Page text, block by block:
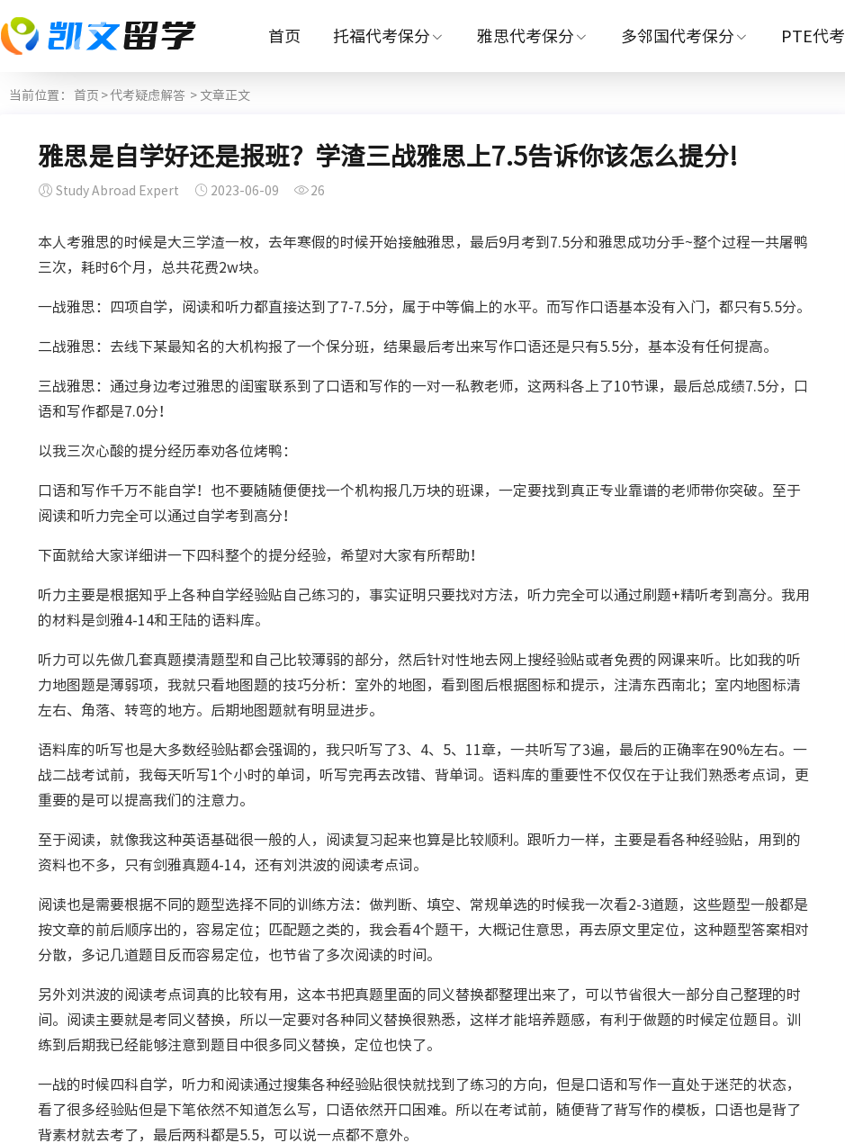
首页 托福代考保分 雅思代考保分 多邻国代考保分 PTE代考
当前位置： 首页 >代考疑虑解答 > 文章正文
雅思是自学好还是报班？学渣三战雅思上7.5告诉你该怎么提分!
Study Abroad Expert 2023-06-09 26
本人考雅思的时候是大三学渣一枚，去年寒假的时候开始接触雅思，最后9月考到7.5分和雅思成功分手~整个过程一共屠鸭
三次，耗时6个月，总共花费2w块。
一战雅思：四项自学，阅读和听力都直接达到了7-7.5分，属于中等偏上的水平。而写作口语基本没有入门，都只有5.5分。
二战雅思：去线下某最知名的大机构报了一个保分班，结果最后考出来写作口语还是只有5.5分，基本没有任何提高。
三战雅思：通过身边考过雅思的闺蜜联系到了口语和写作的一对一私教老师，这两科各上了10节课，最后总成绩7.5分，口
语和写作都是7.0分！
以我三次心酸的提分经历奉劝各位烤鸭：
口语和写作千万不能自学！也不要随随便便找一个机构报几万块的班课，一定要找到真正专业靠谱的老师带你突破。至于
阅读和听力完全可以通过自学考到高分！
下面就给大家详细讲一下四科整个的提分经验，希望对大家有所帮助！
听力主要是根据知乎上各种自学经验贴自己练习的，事实证明只要找对方法，听力完全可以通过刷题+精听考到高分。我用
的材料是剑雅4-14和王陆的语料库。
听力可以先做几套真题摸清题型和自己比较薄弱的部分，然后针对性地去网上搜经验贴或者免费的网课来听。比如我的听
力地图题是薄弱项，我就只看地图题的技巧分析：室外的地图，看到图后根据图标和提示，注清东西南北；室内地图标清
左右、角落、转弯的地方。后期地图题就有明显进步。
语料库的听写也是大多数经验贴都会强调的，我只听写了3、4、5、11章，一共听写了3遍，最后的正确率在90%左右。一
战二战考试前，我每天听写1个小时的单词，听写完再去改错、背单词。语料库的重要性不仅仅在于让我们熟悉考点词，更
重要的是可以提高我们的注意力。
至于阅读，就像我这种英语基础很一般的人，阅读复习起来也算是比较顺利。跟听力一样，主要是看各种经验贴，用到的
资料也不多，只有剑雅真题4-14，还有刘洪波的阅读考点词。
阅读也是需要根据不同的题型选择不同的训练方法：做判断、填空、常规单选的时候我一次看2-3道题，这些题型一般都是
按文章的前后顺序出的，容易定位；匹配题之类的，我会看4个题干，大概记住意思，再去原文里定位，这种题型答案相对
分散，多记几道题目反而容易定位，也节省了多次阅读的时间。
另外刘洪波的阅读考点词真的比较有用，这本书把真题里面的同义替换都整理出来了，可以节省很大一部分自己整理的时
间。阅读主要就是考同义替换，所以一定要对各种同义替换很熟悉，这样才能培养题感，有利于做题的时候定位题目。训
练到后期我已经能够注意到题目中很多同义替换，定位也快了。
一战的时候四科自学，听力和阅读通过搜集各种经验贴很快就找到了练习的方向，但是口语和写作一直处于迷茫的状态，
看了很多经验贴但是下笔依然不知道怎么写，口语依然开口困难。所以在考试前，随便背了背写作的模板，口语也是背了
背素材就去考了，最后两科都是5.5，可以说一点都不意外。